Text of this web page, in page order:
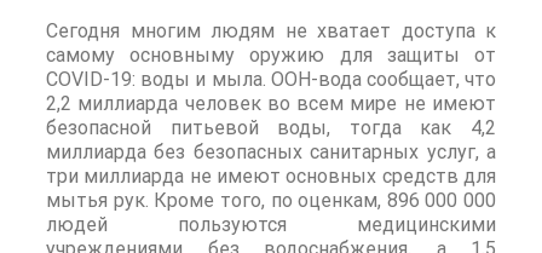
Сегодня многим людям не хватает доступа к
самому основныму оружию для защиты от
COVID-19: воды и мыла. ООН-вода сообщает, что
2,2 миллиарда человек во всем мире не имеют
безопасной питьевой воды, тогда как 4,2
миллиарда без безопасных санитарных услуг, а
три миллиарда не имеют основных средств для
мытья рук. Кроме того, по оценкам, 896 000 000
людей пользуются медицинскими
учреждениями без водоснабжения, а 1,5